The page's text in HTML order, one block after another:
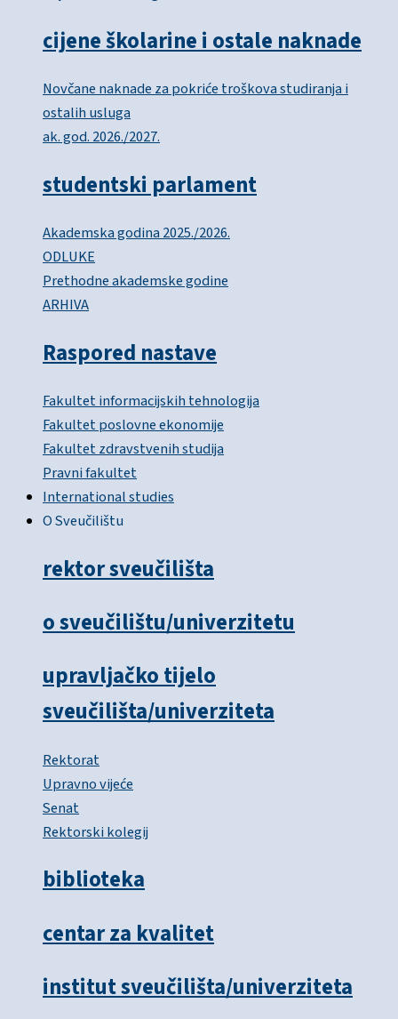
cijene školarine i ostale naknade
Novčane naknade za pokriće troškova studiranja i
ostalih usluga
ak. god. 2026./2027.
studentski parlament
Akademska godina 2025./2026.
ODLUKE
Prethodne akademske godine
ARHIVA
Raspored nastave
Fakultet informacijskih tehnologija
Fakultet poslovne ekonomije
Fakultet zdravstvenih studija
Pravni fakultet
International studies
O Sveučilištu
rektor sveučilišta
o sveučilištu/univerzitetu
upravljačko tijelo
sveučilišta/univerziteta
Rektorat
Upravno vijeće
Senat
Rektorski kolegij
biblioteka
centar za kvalitet
institut sveučilišta/univerziteta